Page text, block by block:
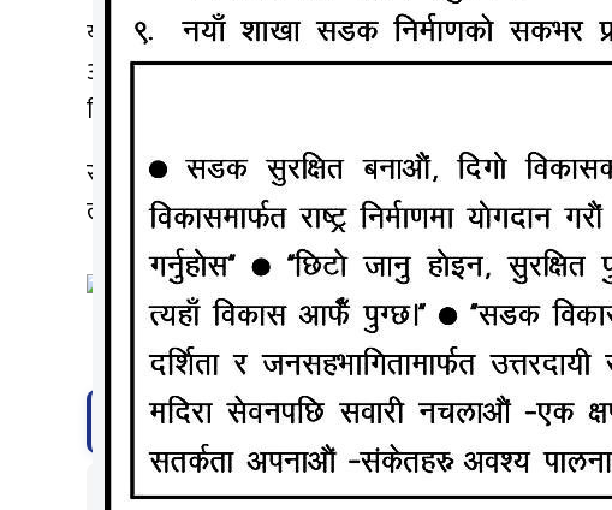
यसअघि लालबाबु राउत नेतृत्वको प्रदेश सरकारले मधेस
अन्तर्गतका कार्यालयमा जागिर दिने निर्णय गरेको थियो
नियुक्ति दिइएको थियो ।
सहिद रामविवेककी पत्नी अनिलाको एउटा छोरा छ । छोरा ७
लागि गरिएको मधेस आन्दोलनको बेला प्रदर्शनको क्रममा
टिप्पणी दिनुहोस्